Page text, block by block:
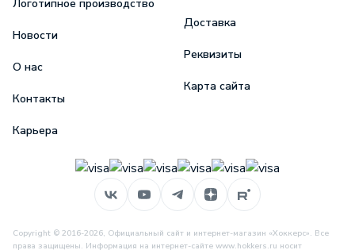
Логотипное производство
Новости
О нас
Контакты
Карьера
Доставка
Реквизиты
Карта сайта
Copyright © 2016-2026, Официальный сайт и интернет-магазин «Хоккерс». Все
права защищены. Информация на интернет-сайте www.hokkers.ru носит